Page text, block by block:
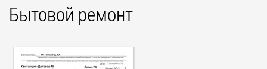
Бытовой ремонт